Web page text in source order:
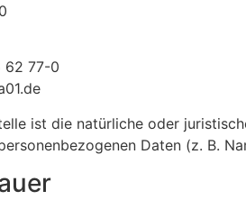
62 77-0
ist die natürliche oder
Daten (z. B.